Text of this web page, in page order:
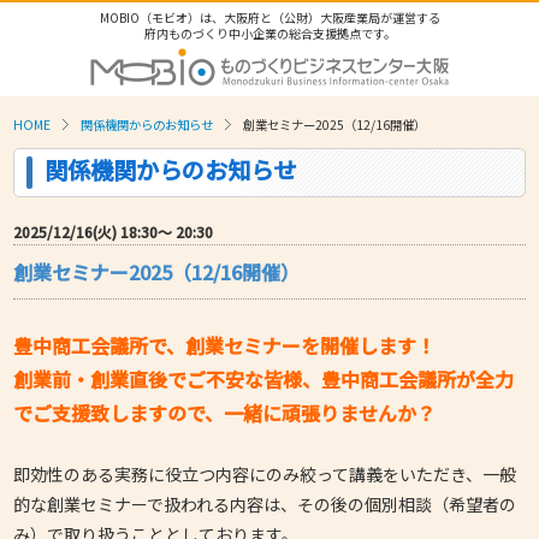
MOBIO（モビオ）は、大阪府と（公財）大阪産業局が運営する
府内ものづくり中小企業の総合支援拠点です。
HOME 関係機関からのお知らせ 創業セミナー2025（12/16開催）
関係機関からのお知らせ
2025/12/16(火) 18:30〜 20:30
創業セミナー2025（12/16開催）
豊中商工会議所で、創業セミナーを開催します！
創業前・創業直後でご不安な皆様、豊中商工会議所が全力
でご支援致しますので、一緒に頑張りませんか？
即効性のある実務に役立つ内容にのみ絞って講義をいただき、一般
的な創業セミナーで扱われる内容は、その後の個別相談（希望者の
み）で取り扱うこととしております。